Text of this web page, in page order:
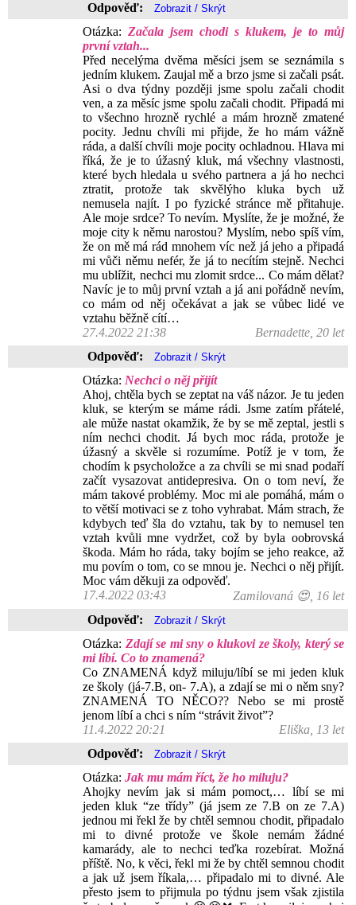
Odpověď:
Otázka: Začala jsem chodi s klukem, je to můj
první vztah...
Před necelýma dvěma měsíci jsem se seznámila s
jedním klukem. Zaujal mě a brzo jsme si začali psát.
Asi o dva týdny později jsme spolu začali chodit
ven, a za měsíc jsme spolu začali chodit. Připadá mi
to všechno hrozně rychlé a mám hrozně zmatené
pocity. Jednu chvíli mi přijde, že ho mám vážně
ráda, a další chvíli moje pocity ochladnou. Hlava mi
říká, že je to úžasný kluk, má všechny vlastnosti,
které bych hledala u svého partnera a já ho nechci
ztratit, protože tak skvělýho kluka bych už
nemusela najít. I po fyzické stránce mě přitahuje.
Ale moje srdce? To nevím. Myslíte, že je možné, že
moje city k němu narostou? Myslím, nebo spíš vím,
že on mě má rád mnohem víc než já jeho a připadá
mi vůči němu nefér, že já to necítím stejně. Nechci
mu ublížit, nechci mu zlomit srdce... Co mám dělat?
Navíc je to můj první vztah a já ani pořádně nevím,
co mám od něj očekávat a jak se vůbec lidé ve
vztahu běžně cítí…
27.4.2022 21:38
Bernadette, 20 let
Odpověď:
Otázka: Nechci o něj přijít
Ahoj, chtěla bych se zeptat na váš názor. Je tu jeden
kluk, se kterým se máme rádi. Jsme zatím přátelé,
ale může nastat okamžik, že by se mě zeptal, jestli s
ním nechci chodit. Já bych moc ráda, protože je
úžasný a skvěle si rozumíme. Potíž je v tom, že
chodím k psycholožce a za chvíli se mi snad podaří
začít vysazovat antidepresiva. On o tom neví, že
mám takové problémy. Moc mi ale pomáhá, mám o
to větší motivaci se z toho vyhrabat. Mám strach, že
kdybych teď šla do vztahu, tak by to nemusel ten
vztah kvůli mne vydržet, což by byla oobrovská
škoda. Mám ho ráda, taky bojím se jeho reakce, až
mu povím o tom, co se mnou je. Nechci o něj přijít.
Moc vám děkuji za odpověď.
17.4.2022 03:43
Zamilovaná 😍, 16 let
Odpověď:
Otázka: Zdají se mi sny o klukovi ze školy, který se
mi líbí. Co to znamená?
Co ZNAMENÁ když miluju/líbí se mi jeden kluk
ze školy (já-7.B, on- 7.A), a zdají se mi o něm sny?
ZNAMENÁ TO NĚCO?? Nebo se mi prostě
jenom líbí a chci s ním “strávit život”?
11.4.2022 20:21
Eliška, 13 let
Odpověď:
Otázka: Jak mu mám říct, že ho miluju?
Ahojky nevím jak si mám pomoct,… líbí se mi
jeden kluk “ze třídy” (já jsem ze 7.B on ze 7.A)
jednou mi řekl že by chtěl semnou chodit, připadalo
mi to divné protože ve škole nemám žádné
kamarády, ale to nechci teďka rozebírat. Možná
příště. No, k věci, řekl mi že by chtěl semnou chodit
a jak už jsem říkala,… připadalo mi to divné. Ale
přesto jsem to přijmula po týdnu jsem však zjistila